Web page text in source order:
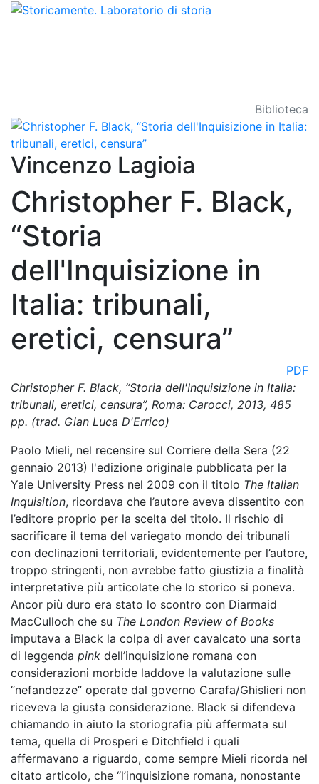
Biblioteca
Vincenzo Lagioia
Christopher F. Black,
“Storia
dell'Inquisizione in
Italia: tribunali,
eretici, censura”
PDF
Christopher F. Black, “Storia dell'Inquisizione in Italia:
tribunali, eretici, censura”, Roma: Carocci, 2013, 485
pp. (trad. Gian Luca D'Errico)
Paolo Mieli, nel recensire sul Corriere della Sera (22
gennaio 2013) l'edizione originale pubblicata per la
Yale University Press nel 2009 con il titolo The Italian
Inquisition, ricordava che l’autore aveva dissentito con
l’editore proprio per la scelta del titolo. Il rischio di
sacrificare il tema del variegato mondo dei tribunali
con declinazioni territoriali, evidentemente per l’autore,
troppo stringenti, non avrebbe fatto giustizia a finalità
interpretative più articolate che lo storico si poneva.
Ancor più duro era stato lo scontro con Diarmaid
MacCulloch che su The London Review of Books
imputava a Black la colpa di aver cavalcato una sorta
di leggenda pink dell’inquisizione romana con
considerazioni morbide laddove la valutazione sulle
“nefandezze” operate dal governo Carafa/Ghislieri non
riceveva la giusta considerazione. Black si difendeva
chiamando in aiuto la storiografia più affermata sul
tema, quella di Prosperi e Ditchfield i quali
affermavano a riguardo, come sempre Mieli ricorda nel
citato articolo, che “l’inquisizione romana, nonostante